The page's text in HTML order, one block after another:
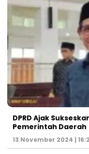
DPRD Ajak
Pemerintah Daerah
13 November 2024 |